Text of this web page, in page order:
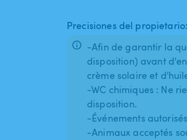
Precisiones del propietario:
-Afin de garantir la
disposition) avant
crème solaire et
-WC chimiques : Ne
disposition.
-Événements
-Animaux acceptés